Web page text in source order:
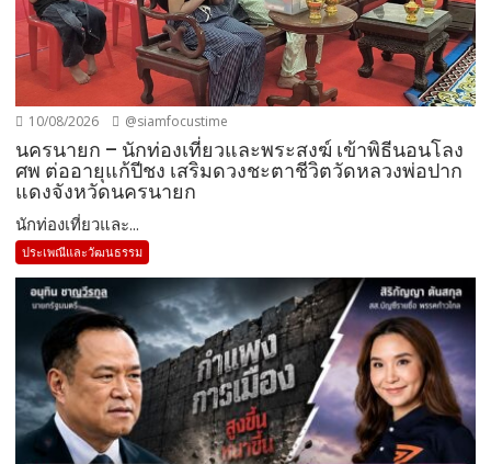
10/08/2026 @siamfocustime
นครนายก – นักท่องเที่ยวและพระสงฆ์ เข้าพิธีนอนโลง
ศพ ต่ออายุแก้ปีชง เสริมดวงชะตาชีวิตวัดหลวงพ่อปาก
แดงจังหวัดนครนายก
นักท่องเที่ยวและ...
ประเพณีและวัฒนธรรม